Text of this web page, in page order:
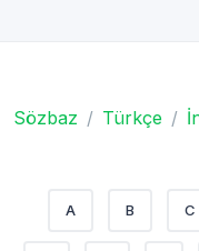
Sözbaz Türkçe
A B C